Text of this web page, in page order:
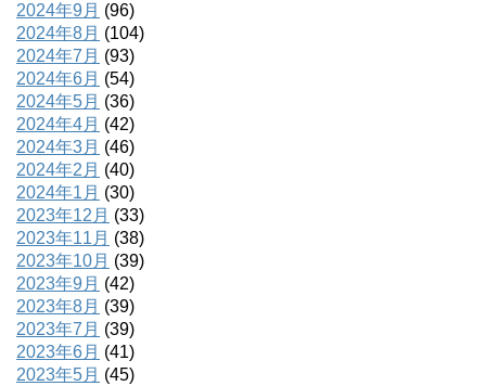
2024年9月 (96)
2024年8月 (104)
2024年7月 (93)
2024年6月 (54)
2024年5月 (36)
2024年4月 (42)
2024年3月 (46)
2024年2月 (40)
2024年1月 (30)
2023年12月 (33)
2023年11月 (38)
2023年10月 (39)
2023年9月 (42)
2023年8月 (39)
2023年7月 (39)
2023年6月 (41)
2023年5月 (45)